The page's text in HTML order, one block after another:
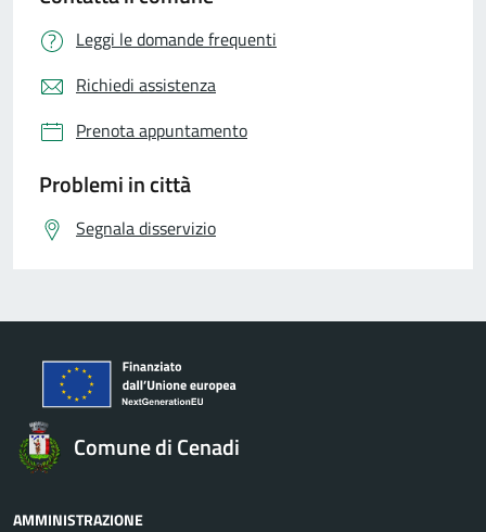
Leggi le domande frequenti
Richiedi assistenza
Prenota appuntamento
Problemi in città
Segnala disservizio
Comune di Cenadi
AMMINISTRAZIONE